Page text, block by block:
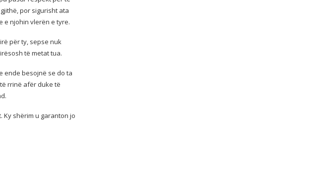
por sigurisht ata
e njohin vlerën e tyre.
për ty, sepse nuk
të metat tua.
ende besojnë se do ta
rrinë afër duke të
shërim u garanton jo